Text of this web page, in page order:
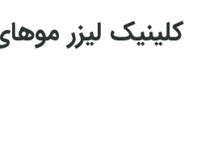
کلینیک لیزر